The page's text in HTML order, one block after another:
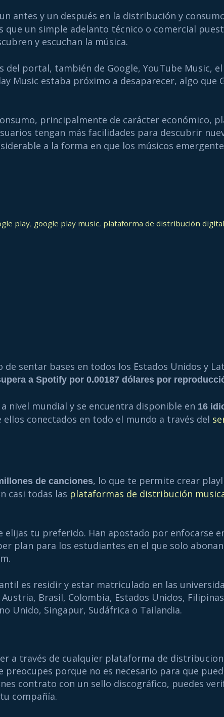
antes y un después en la distribución y
que un simple adelanto técnico o comercial
y escuchan la música.
portal, también de Google, YouTube Music,
Music estaba próximo a desaparecer, algo que
principalmente de carácter económico,
tengan más facilidades para descubrir
a la forma en que los músicos
play, google play music, plataforma de distribución digital
sentar bases en todos los Estados Unidos y
a Spotify por 0.00187 dólares por
nivel mundial y se encuentra disponible en 16
ellos conectados en todo el mundo a través del
de canciones, lo que te permite crear
casi todas las plataformas de distribución
elijas tu preferido. Han apostado por enfocarse
plan para los estudiantes en el que solo
es residir y estar matriculado en las
Brasil, Colombia, Estados Unidos,
Unido, Singapur, Sudáfrica o Tailandia.
a través de cualquier plataforma de
porque no es necesario para que
contrato con un sello discográfico, puedes
compañía.